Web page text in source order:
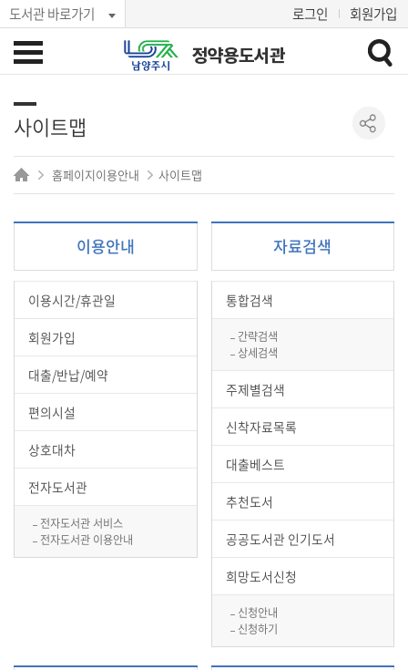
도서관 바로가기 로그인 회원가입
정약용도서관
사이트맵
홈페이지이용안내 사이트맵
이용안내
이용시간/휴관일
회원가입
대출/반납/예약
편의시설
상호대차
전자도서관
전자도서관 서비스
전자도서관 이용안내
자료검색
통합검색
간략검색
상세검색
주제별검색
신착자료목록
대출베스트
추천도서
공공도서관 인기도서
희망도서신청
신청안내
신청하기